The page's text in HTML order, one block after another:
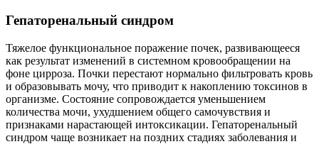
Гепаторенальный синдром
Тяжелое функциональное поражение почек, развивающееся
как результат изменений в системном кровообращении на
фоне цирроза. Почки перестают нормально фильтровать кровь
и образовывать мочу, что приводит к накоплению токсинов в
организме. Состояние сопровождается уменьшением
количества мочи, ухудшением общего самочувствия и
признаками нарастающей интоксикации. Гепаторенальный
синдром чаще возникает на поздних стадиях заболевания и